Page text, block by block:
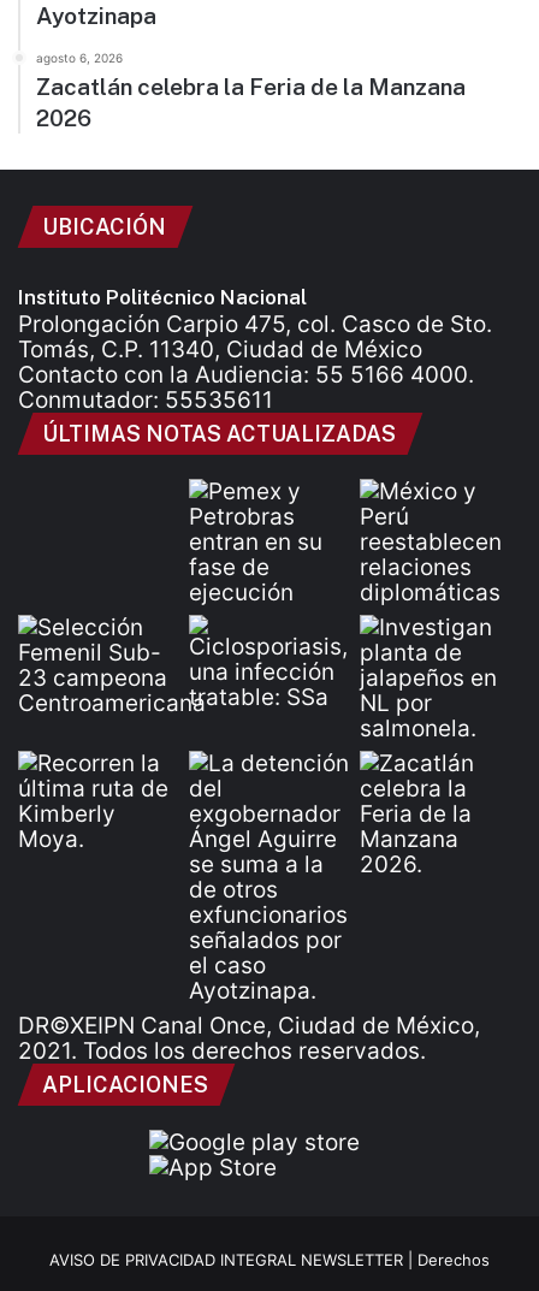
Ayotzinapa
agosto 6, 2026
Zacatlán celebra la Feria de la Manzana
2026
UBICACIÓN
Instituto Politécnico Nacional
Prolongación Carpio 475, col. Casco de Sto.
Tomás, C.P. 11340, Ciudad de México
Contacto con la Audiencia: 55 5166 4000.
Conmutador: 55535611
ÚLTIMAS NOTAS ACTUALIZADAS
DR©XEIPN Canal Once, Ciudad de México,
2021. Todos los derechos reservados.
APLICACIONES
AVISO DE PRIVACIDAD INTEGRAL NEWSLETTER | Derechos